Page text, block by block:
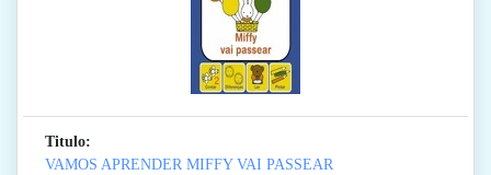
Titulo:
VAMOS APRENDER MIFFY VAI PASSEAR